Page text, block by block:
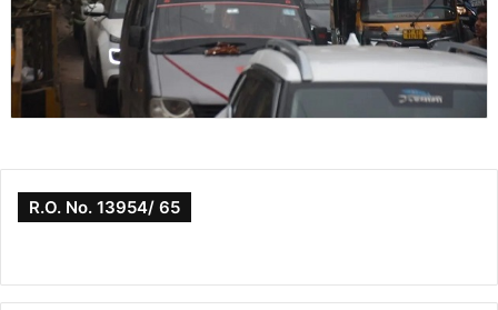
R.O. No. 13954/ 65